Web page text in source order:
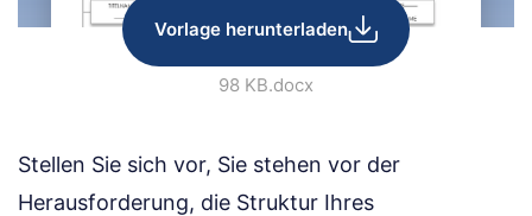
Vorlage herunterladen
98 KB.docx
Stellen Sie sich vor, Sie stehen vor der
Herausforderung, die Struktur Ihres